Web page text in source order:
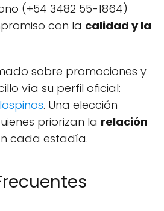
(+54 3482 55-1864)
con la calidad y la
sobre promociones y
vía su perfil oficial:
. Una elección
priorizan la relación
cada estadía.